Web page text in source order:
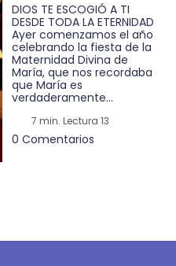
DIOS TE ESCOGIÓ A TI
DESDE TODA LA ETERNIDAD
Ayer comenzamos el año
celebrando la fiesta de la
Maternidad Divina de
María, que nos recordaba
que María es
verdaderamente...
7 min. Lectura 13
0 Comentarios